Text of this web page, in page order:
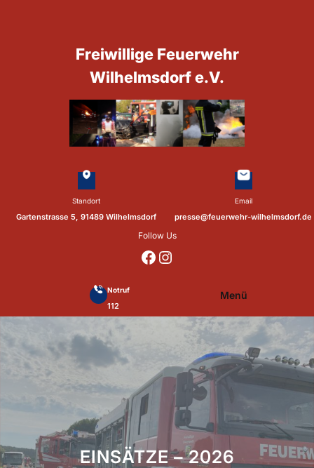
Standort
Gartenstrasse 5, 91489 Wilhelmsdorf
Freiwillige Feuerwehr
Wilhelmsdorf e.V.
Email
presse@feuerwehr-wilhelmsdorf.de
Follow Us
https://www.facebook.com/p/Feuerwehr-Wilhelmsdorf-Mfr-100041655560073/?locale=de_DE https://www.instagram.com/feuerwehr_wilhelmsdorf_mfr/
Notruf
112
Menü
EINSÄTZE – 2026